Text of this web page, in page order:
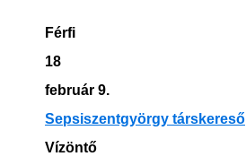
Férfi
18
február 9.
Sepsiszentgyörgy társkereső
Vízöntő